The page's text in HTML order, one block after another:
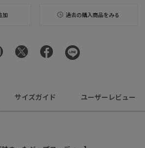
加 過去の購入商品をみる
サイズガイド ユーザーレビュー